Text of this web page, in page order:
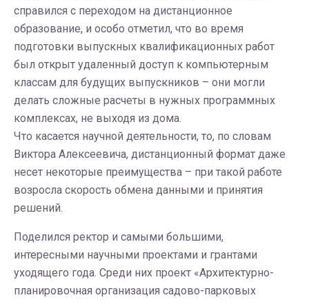
справился с переходом на дистанционное
образование, и особо отметил, что во время
подготовки выпускных квалификационных работ
был открыт удаленный доступ к компьютерным
классам для будущих выпускников – они могли
делать сложные расчеты в нужных программных
комплексах, не выходя из дома.
Что касается научной деятельности, то, по словам
Виктора Алексеевича, дистанционный формат даже
несет некоторые преимущества – при такой работе
возросла скорость обмена данными и принятия
решений.
Поделился ректор и самыми большими,
интересными научными проектами и грантами
уходящего года. Среди них проект «Архитектурно-
планировочная организация садово-парковых